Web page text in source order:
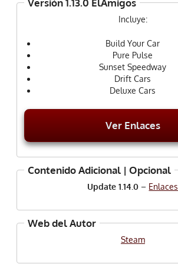
Versión 1.13.0 ElAmigos
Incluye:
Build Your Car
Pure Pulse
Sunset Speedway
Drift Cars
Deluxe Cars
Ver Enlaces
Contenido Adicional | Opcional
Update 1.14.0 – Enlaces
Web del Autor
Steam